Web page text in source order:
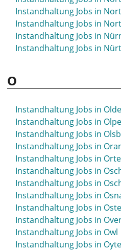
Instandhaltung Jobs in
Instandhaltung Jobs in
Instandhaltung Jobs in
Instandhaltung Jobs in
O
Instandhaltung Jobs in
Instandhaltung Jobs in Olpe
Instandhaltung Jobs in
Instandhaltung Jobs in
Instandhaltung Jobs in
Instandhaltung Jobs in
Instandhaltung Jobs in
Instandhaltung Jobs in
Instandhaltung Jobs in
Instandhaltung Jobs in
Instandhaltung Jobs in Owl
Instandhaltung Jobs in